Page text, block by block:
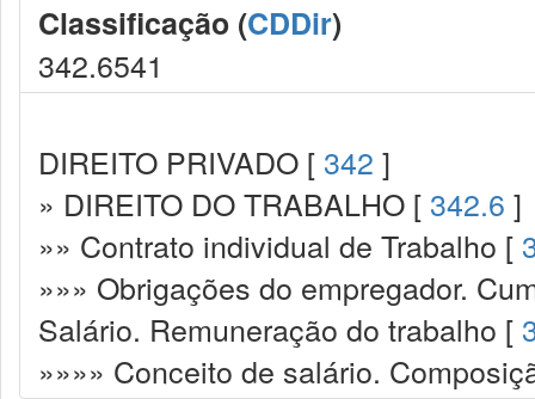
Classificação (CDDir)
342.6541
DIREITO PRIVADO [ 342 ]
» DIREITO DO TRABALHO [ 342.6 ]
»» Contrato individual de Trabalho [
»»» Obrigações do empregador.
Salário. Remuneração do trabalho [
»»»» Conceito de salário.